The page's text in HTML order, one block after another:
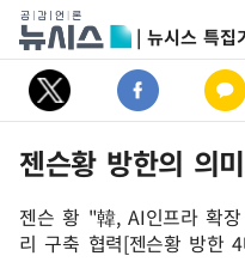
| 뉴시스 특집
젠슨황 방한의 의
젠슨 황 "韓, AI인프라 확
리 구축 협력[젠슨황 방한